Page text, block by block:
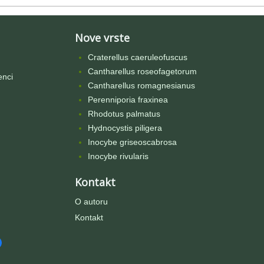
Nove vrste
Craterellus caeruleofuscus
Cantharellus roseofagetorum
Cantharellus romagnesianus
Perenniporia fraxinea
Rhodotus palmatus
Hydnocystis piligera
Inocybe griseoscabrosa
Inocybe rivularis
Kontakt
O autoru
Kontakt